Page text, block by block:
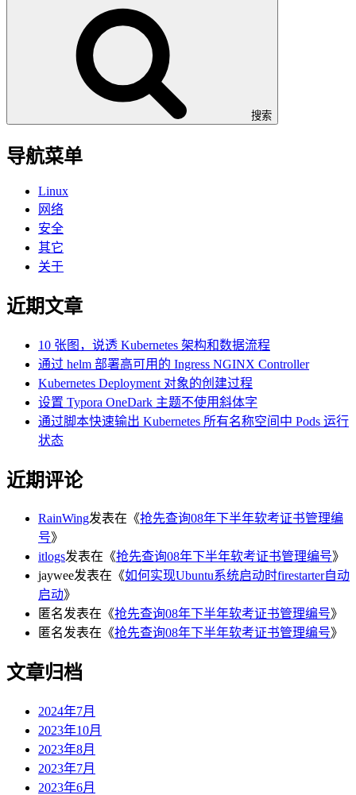
搜索
导航菜单
Linux
网络
安全
其它
关于
近期文章
10 张图，说透 Kubernetes 架构和数据流程
通过 helm 部署高可用的 Ingress NGINX Controller
Kubernetes Deployment 对象的创建过程
设置 Typora OneDark 主题不使用斜体字
通过脚本快速输出 Kubernetes 所有名称空间中 Pods 运行
状态
近期评论
RainWing发表在《抢先查询08年下半年软考证书管理编
号》
itlogs发表在《抢先查询08年下半年软考证书管理编号》
jaywee发表在《如何实现Ubuntu系统启动时firestarter自动
启动》
匿名发表在《抢先查询08年下半年软考证书管理编号》
匿名发表在《抢先查询08年下半年软考证书管理编号》
文章归档
2024年7月
2023年10月
2023年8月
2023年7月
2023年6月